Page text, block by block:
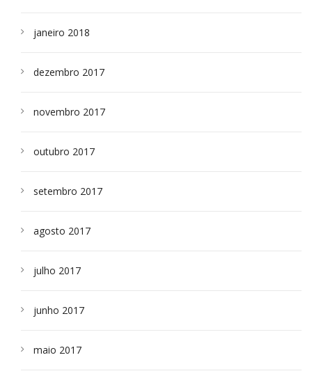
janeiro 2018
dezembro 2017
novembro 2017
outubro 2017
setembro 2017
agosto 2017
julho 2017
junho 2017
maio 2017